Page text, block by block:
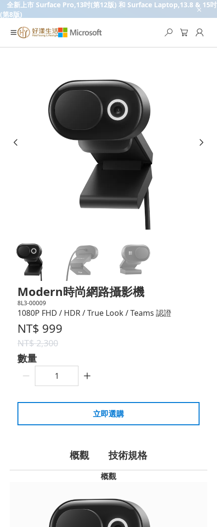
全新上市 Surface Pro,13吋(第12版) 和 Surface Laptop,13.8 & 15吋
(第8版)
Modern時尚網路攝影機
8L3-00009
1080P FHD / HDR / True Look / Teams 認證
NT$ 999
NT$2,300
數量
立即選購
概觀 技術規格
概觀